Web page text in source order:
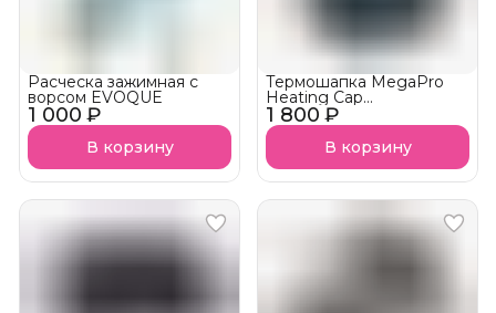
1 000 ₽
Расческа зажимная с
ворсом EVOQUE
В корзину
1 800 ₽
Термошапка MegaPro
Heating Cap
Электрическая
В корзину